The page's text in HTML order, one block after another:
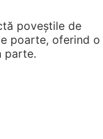
poveștile de
poarte, oferind o
parte.